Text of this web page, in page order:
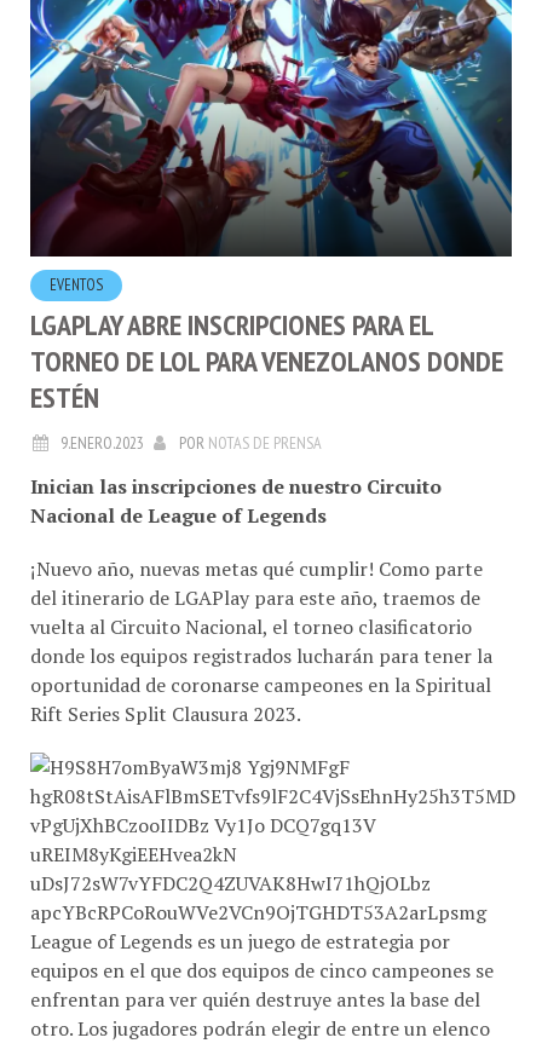
EVENTOS
LGAPLAY ABRE INSCRIPCIONES PARA EL
TORNEO DE LOL PARA VENEZOLANOS DONDE
ESTÉN
9.ENERO.2023
Inician las inscripciones de nuestro Circuito
Nacional de League of Legends
del itinerario de LGAPlay para este año, traemos de
vuelta al Circuito Nacional, el torneo clasificatorio
donde los equipos registrados lucharán para tener la
oportunidad de coronarse campeones en la Spiritual
Rift Series Split Clausura 2023.
League of Legends es un juego de estrategia por
equipos en el que dos equipos de cinco campeones se
enfrentan para ver quién destruye antes la base del
otro. Los jugadores podrán elegir de entre un elenco
de 140 campeones para realizar jugadas épicas,